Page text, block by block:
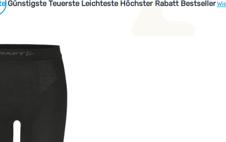
Günstigste Teuerste Leichteste Höchster Rabatt Bestseller
Produkte